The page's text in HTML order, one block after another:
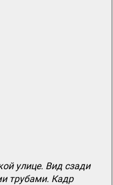
улице. Вид сзади
трубами. Кадр